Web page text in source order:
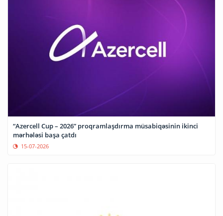
“Azercell Cup – 2026” proqramlaşdırma müsabiqəsinin ikinci
mərhələsi başa çatdı
15-07-2026